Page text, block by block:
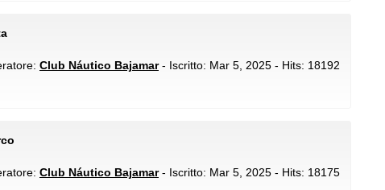
Club Náutico Bajamar- Iscritto: Mar 5, 2025 - Hits: 18192
Club Náutico Bajamar- Iscritto: Mar 5, 2025 - Hits: 18175